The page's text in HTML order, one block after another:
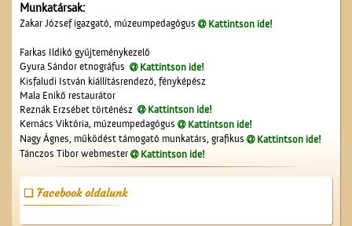
A ceglédi vasútállomás
Érettségi a Ceglédi
Munkatársak:
Zakar József igazgató, múzeumpedagógus Kattintson ide!
Farkas Ildikó gyűjteménykezelő
Gyura Sándor etnográfus
Kattintson ide!
Kisfaludi István kiállításrendező, fényképész
Mala Enikő restaurátor
Reznák Erzsébet történész
Kattintson ide!
Kernács Viktória, múzeumpedagógus
Kattintson ide!
Nagy Ágnes, működést támogató munkatárs, grafikus
Kattintson ide!
Tánczos Tibor webmester
Kattintson ide!
Facebook oldalunk